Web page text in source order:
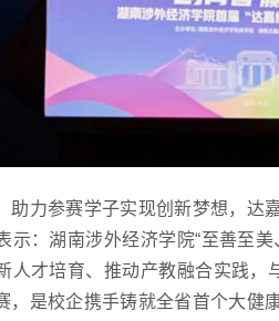
助力参赛学子实现创新梦想，达
示：湖南涉外经济学院“至善至
人才培育、推动产教融合实践，
，是校企携手铸就全省首个大